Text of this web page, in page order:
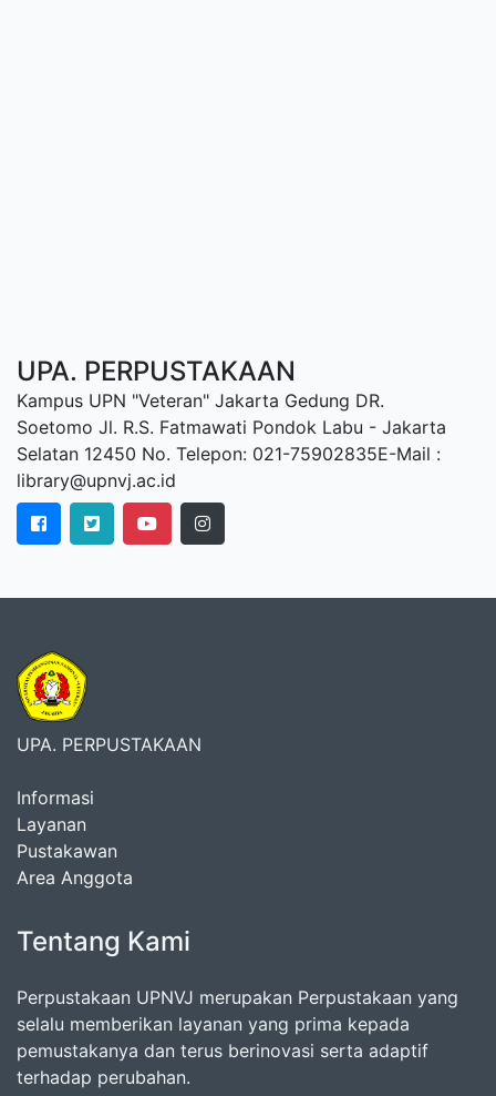
UPA. PERPUSTAKAAN
Kampus UPN "Veteran" Jakarta Gedung DR.
Soetomo Jl. R.S. Fatmawati Pondok Labu - Jakarta
Selatan 12450 No. Telepon: 021-75902835E-Mail :
library@upnvj.ac.id
UPA. PERPUSTAKAAN
Informasi
Layanan
Pustakawan
Area Anggota
Tentang Kami
Perpustakaan UPNVJ merupakan Perpustakaan yang
selalu memberikan layanan yang prima kepada
pemustakanya dan terus berinovasi serta adaptif
terhadap perubahan.